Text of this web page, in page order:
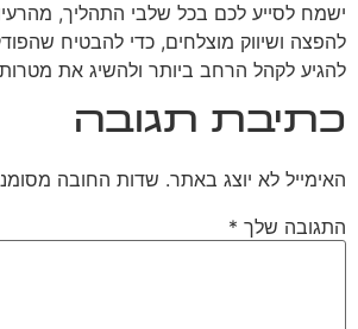
ישמח לסייע לכם בכל שלבי התהליך,
להפצה ושיווק מוצלחים, כדי להבטיח
להגיע לקהל הרחב ביותר ולהשיג את
כתיבת תגובה
האימייל לא יוצג באתר. שדות החובה
התגובה שלך *